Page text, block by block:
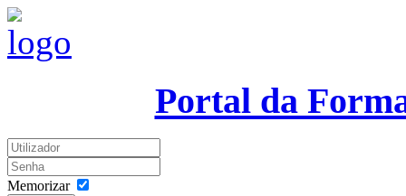
Portal da
Memorizar